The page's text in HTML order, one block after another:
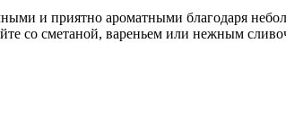
и приятно ароматными благодаря
со сметаной, вареньем или нежным